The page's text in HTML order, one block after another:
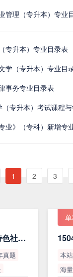
管理（专升本）专业
专升本）专业目录表
学（专升本）专业目
事务专业目录表
专升本）考试课程
业》（专科）新增专
1 2 3
15040 习近平新时代中国特色社会主义思想概论（最新版）
真题
本
海